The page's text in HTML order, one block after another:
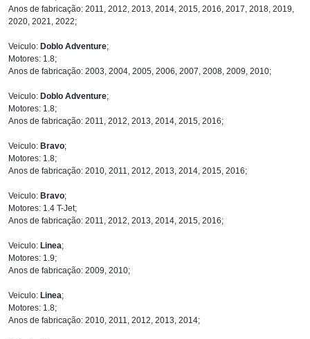
Anos de fabricação: 2011, 2012, 2013, 2014, 2015, 2016, 2017, 2018, 2019,
2020, 2021, 2022;
Veiculo: Doblo Adventure;
Motores: 1.8;
Anos de fabricação: 2003, 2004, 2005, 2006, 2007, 2008, 2009, 2010;
Veiculo: Doblo Adventure;
Motores: 1.8;
Anos de fabricação: 2011, 2012, 2013, 2014, 2015, 2016;
Veiculo: Bravo;
Motores: 1.8;
Anos de fabricação: 2010, 2011, 2012, 2013, 2014, 2015, 2016;
Veiculo: Bravo;
Motores: 1.4 T-Jet;
Anos de fabricação: 2011, 2012, 2013, 2014, 2015, 2016;
Veiculo: Linea;
Motores: 1.9;
Anos de fabricação: 2009, 2010;
Veiculo: Linea;
Motores: 1.8;
Anos de fabricação: 2010, 2011, 2012, 2013, 2014;